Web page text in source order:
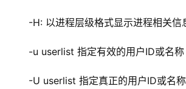
-H: 以进程层级格式显示进程相关信
-u userlist 指定有效的用户ID或名称
-U userlist 指定真正的用户ID或名称